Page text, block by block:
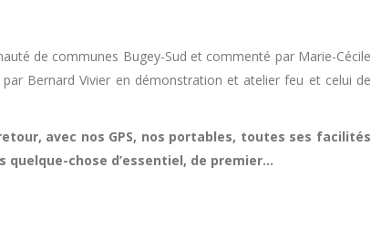
de communes Bugey-Sud et commenté par Marie-Cécile
Bernard Vivier en démonstration et atelier feu et celui de
avec nos GPS, nos portables, toutes ses facilités
quelque-chose d’essentiel, de premier…